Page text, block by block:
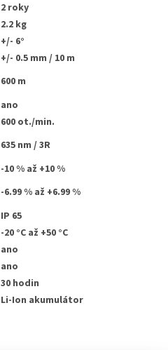
2 roky
2.2 kg
+/- 6°
+/- 0.5 mm / 10 m
600 m
ano
600 ot./min.
635 nm / 3R
-10 % až +10 %
-6.99 % až +6.99 %
IP 65
-20 °C až +50 °C
ano
ano
30 hodin
Li-Ion akumulátor